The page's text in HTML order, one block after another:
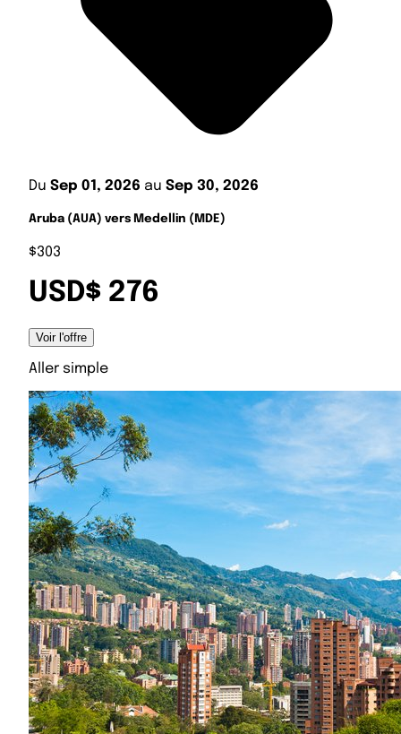
Du Sep 01, 2026 au Sep 30, 2026
Aruba (AUA) vers Medellin (MDE)
$303
USD$ 276
Voir l'offre
Aller simple